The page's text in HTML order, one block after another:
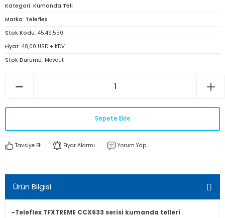
Kategori Kumanda Teli
Marka Teleflex
Stok Kodu 45.49.550
Fiyat 48,00 USD + KDV
Stok Durumu Mevcut
Sepete Ekle
Tavsiye Et Fiyar Alarmı Yorum Yap
Ürün Bilgisi
-Teleflex TFXTREME CCX633 serisi kumanda telleri